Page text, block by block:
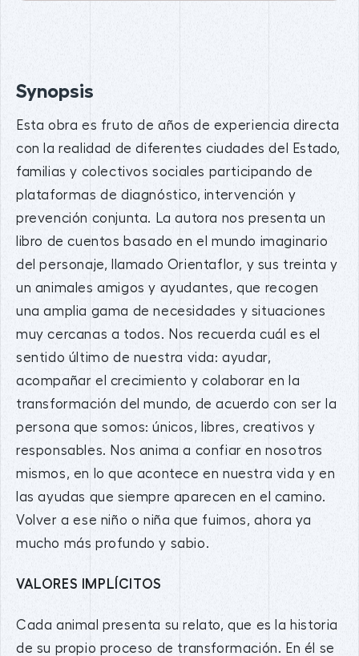
Synopsis
Esta obra es fruto de años de experiencia directa
con la realidad de diferentes ciudades del Estado,
familias y colectivos sociales participando de
plataformas de diagnóstico, intervención y
prevención conjunta. La autora nos presenta un
libro de cuentos basado en el mundo imaginario
del personaje, llamado Orientaflor, y sus treinta y
un animales amigos y ayudantes, que recogen
una amplia gama de necesidades y situaciones
muy cercanas a todos. Nos recuerda cuál es el
sentido último de nuestra vida: ayudar,
acompañar el crecimiento y colaborar en la
transformación del mundo, de acuerdo con ser la
persona que somos: únicos, libres, creativos y
responsables. Nos anima a confiar en nosotros
mismos, en lo que acontece en nuestra vida y en
las ayudas que siempre aparecen en el camino.
Volver a ese niño o niña que fuimos, ahora ya
mucho más profundo y sabio.
VALORES IMPLÍCITOS
Cada animal presenta su relato, que es la historia
de su propio proceso de transformación. En él se